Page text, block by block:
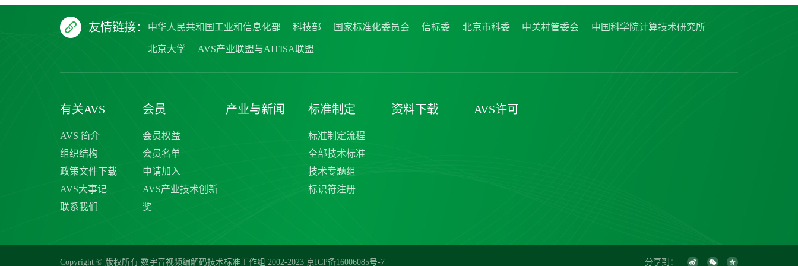
友情链接： 中华人民共和国工业和信息化部 科技部 国家标准化委员会 信标委 北京市科委 中关村管委会 中国科学院计算技术研究所
北京大学 AVS产业联盟与AITISA联盟
有关AVS
AVS 简介
组织结构
政策文件下载
AVS大事记
联系我们
会员
会员权益
会员名单
申请加入
AVS产业技术创新
奖
产业与新闻 标准制定
标准制定流程
全部技术标准
技术专题组
标识符注册
资料下载 AVS许可
Copyright © 版权所有 数字音视频编解码技术标准工作组 2002-2023 京ICP备16006085号-7 分享到：